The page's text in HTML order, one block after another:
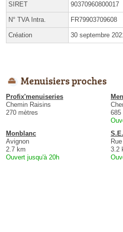
SIRET 90370960800017
N° TVA Intra. FR79903709608
Création 30 septembre
Menuisiers proches
Profix'menuiseries
Chemin Raisins
270 mètres
685
Monblanc
Avignon
2.7 km
Ouvert jusqu'à 20h
3.2